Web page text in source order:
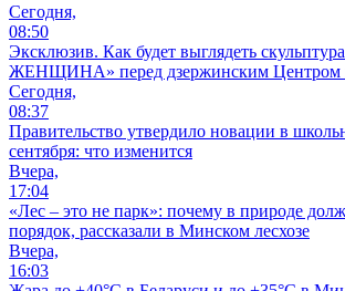
Сегодня,
08:50
Эксклюзив. Как будет выглядеть
ЖЕНЩИНА» перед дзержинским Центром
Сегодня,
08:37
Правительство утвердило новации в
сентября: что изменится
Вчера,
17:04
«Лес – это не парк»: почему в природе
порядок, рассказали в Минском лесхозе
Вчера,
16:03